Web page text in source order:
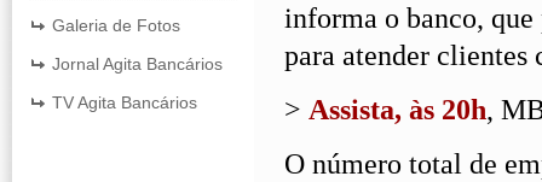
Galeria de Fotos
Jornal Agita Bancários
TV Agita Bancários
informa o banco,
para atender clientes
> Assista, às 20h,
O número total de